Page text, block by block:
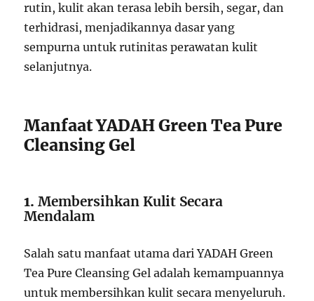
rutin, kulit akan terasa lebih bersih, segar, dan
terhidrasi, menjadikannya dasar yang
sempurna untuk rutinitas perawatan kulit
selanjutnya.
Manfaat YADAH Green Tea Pure
Cleansing Gel
1.Membersihkan Kulit Secara
Mendalam
Salah satu manfaat utama dari YADAH Green
Tea Pure Cleansing Gel adalah kemampuannya
untuk membersihkan kulit secara menyeluruh.